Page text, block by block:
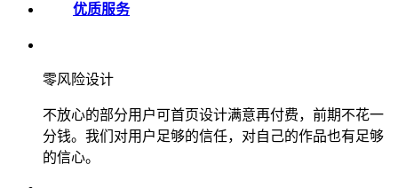
优质服务
零风险设计
不放心的部分用户可首页设计满意再付费，前期不花一
分钱。我们对用户足够的信任，对自己的作品也有足够
的信心。